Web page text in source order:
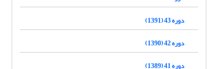
دوره 43 (1391)
دوره 42 (1390)
دوره 41 (1389)